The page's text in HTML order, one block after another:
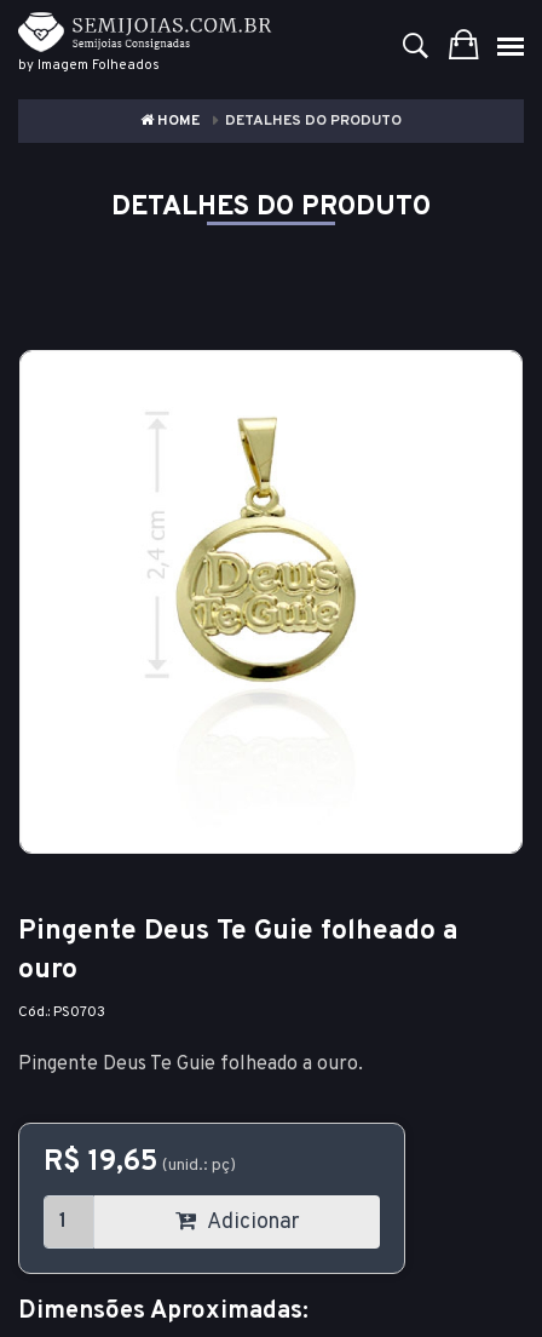
by Imagem Folheados
HOME DETALHES DO PRODUTO
DETALHES DO PRODUTO
Pingente Deus Te Guie folheado a
ouro
Cód.: PS0703
Pingente Deus Te Guie folheado a ouro.
R$ 19,65 (unid.: pç)
Adicionar
Dimensões Aproximadas: